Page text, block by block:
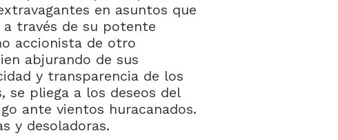
en asuntos que
través de su potente
accionista de otro
abjurando de sus
y transparencia de los
se pliega a los deseos del
ante vientos huracanados.
y desoladoras.